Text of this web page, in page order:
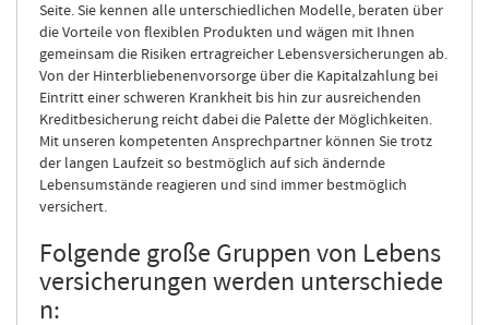
Seite. Sie kennen alle unterschiedlichen Modelle, beraten über
die Vorteile von flexiblen Produkten und wägen mit Ihnen
gemeinsam die Risiken ertragreicher Lebensversicherungen ab.
Von der Hinterbliebenenvorsorge über die Kapitalzahlung bei
Eintritt einer schweren Krankheit bis hin zur ausreichenden
Kreditbesicherung reicht dabei die Palette der Möglichkeiten.
Mit unseren kompetenten Ansprechpartner können Sie trotz
der langen Laufzeit so bestmöglich auf sich ändernde
Lebensumstände reagieren und sind immer bestmöglich
versichert.
Folgende große Gruppen von Lebens
versicherungen werden unterschiede
n: